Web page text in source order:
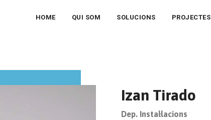
HOME QUI SOM SOLUCIONS PROJECTES
Izan Tirado
Dep. Instal·lacions